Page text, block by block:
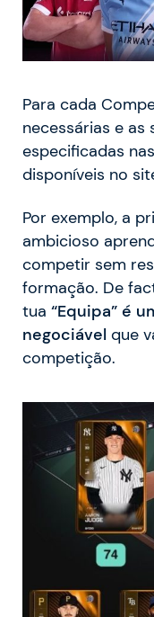
Para cada
necessárias e as
especificadas
disponíveis no
Por exemplo, a
ambicioso
competir sem
formação. De
tua “Equipa” é
negociável que
competição.